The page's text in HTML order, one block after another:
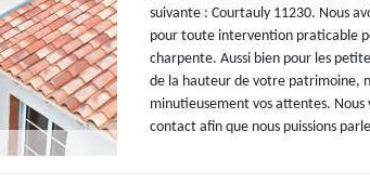
suivante : Courtauly 11230. Nous
pour toute intervention praticable
charpente. Aussi bien pour les
de la hauteur de votre patrimoine,
minutieusement vos attentes. Nous
contact afin que nous puissions